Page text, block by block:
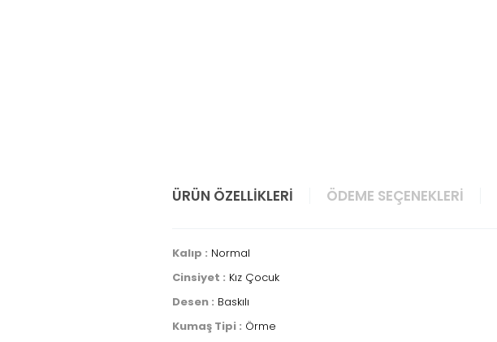
ÜRÜN ÖZELLIKLERI ÖDEME SEÇENEKLERI
Kalıp : Normal
Cinsiyet : Kız Çocuk
Desen : Baskılı
Kumaş Tipi : Örme